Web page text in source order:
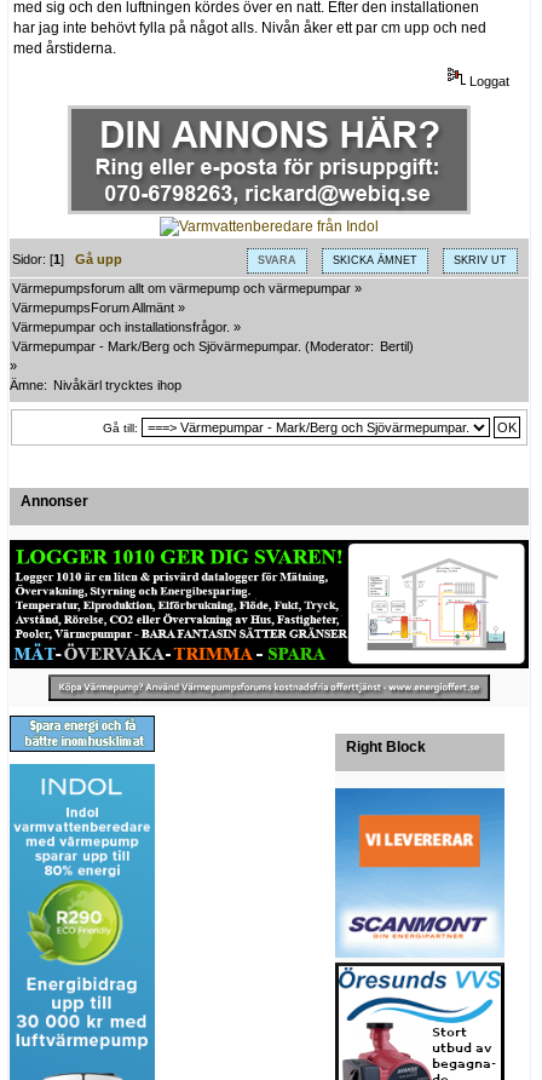
med sig och den luftningen kördes över en natt. Efter den installationen
har jag inte behövt fylla på något alls. Nivån åker ett par cm upp och ned
med årstiderna.
Loggat
SVARA SKICKA ÄMNET SKRIV UT
Sidor: [1]Gå upp
Värmepumpsforum allt om värmepump och värmepumpar »
VärmepumpsForum Allmänt »
Värmepumpar och installationsfrågor. »
Värmepumpar - Mark/Berg och Sjövärmepumpar. (Moderator: Bertil)
»
Ämne: Nivåkärl trycktes ihop
Gå till:
Annonser
Right Block